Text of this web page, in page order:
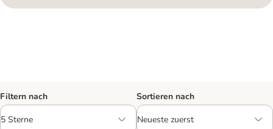
Filtern nach Sortieren nach